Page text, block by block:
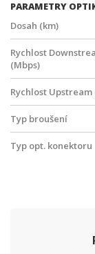
PARAMETRY
Dosah (km)
Rychlost
(Mbps)
Rychlost Upstream
Typ broušení
Typ opt. konektoru